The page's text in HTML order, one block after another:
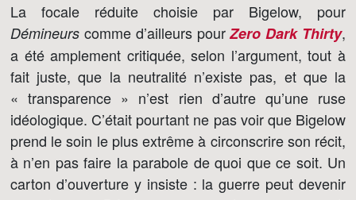
La focale réduite choisie par Bigelow, pour
Démineurs comme d’ailleurs pourZero Dark Thirty,
a été amplement critiquée, selon l’argument, tout à
fait juste, que la neutralité n’existe pas, et que la
« transparence » n’est rien d’autre qu’une ruse
idéologique. C’était pourtant ne pas voir que Bigelow
prend le soin le plus extrême à circonscrire son récit,
à n’en pas faire la parabole de quoi que ce soit. Un
carton d’ouverture y insiste : la guerre peut devenir